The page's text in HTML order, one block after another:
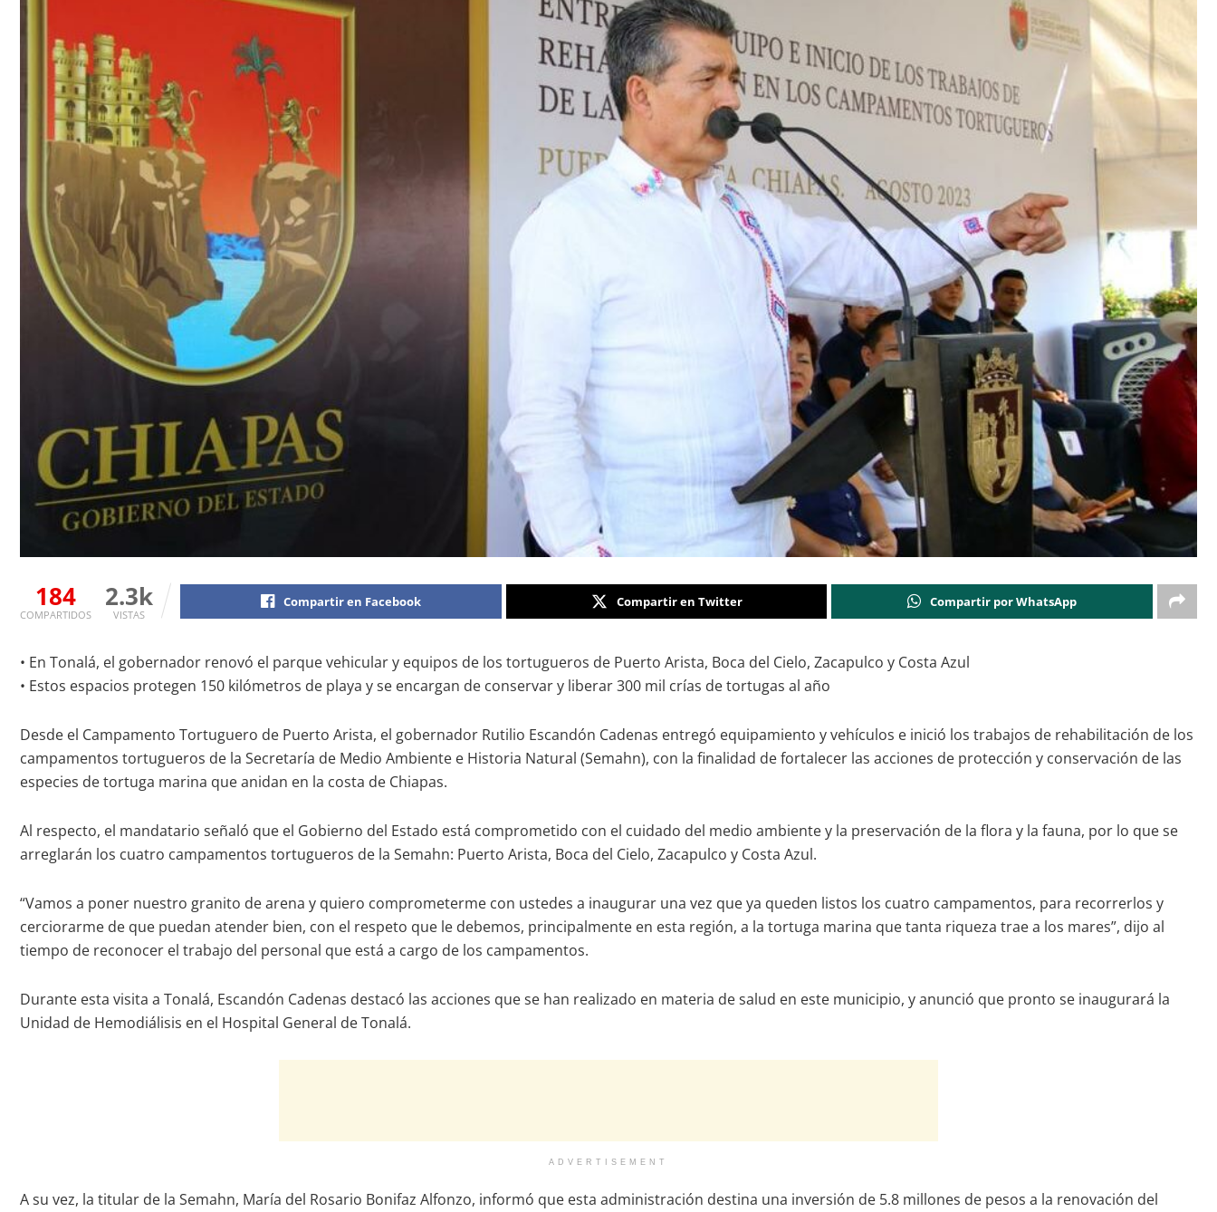
184
COMPARTIDOS
2.3k
VISTAS
Compartir en Facebook Compartir en Twitter Compartir por WhatsApp
• En Tonalá, el gobernador renovó el parque vehicular y equipos de los tortugueros de Puerto Arista, Boca del Cielo, Zacapulco y Costa Azul
• Estos espacios protegen 150 kilómetros de playa y se encargan de conservar y liberar 300 mil crías de tortugas al año
Desde el Campamento Tortuguero de Puerto Arista, el gobernador Rutilio Escandón Cadenas entregó equipamiento y vehículos e inició los trabajos de rehabilitación de los
campamentos tortugueros de la Secretaría de Medio Ambiente e Historia Natural (Semahn), con la finalidad de fortalecer las acciones de protección y conservación de las
especies de tortuga marina que anidan en la costa de Chiapas.
Al respecto, el mandatario señaló que el Gobierno del Estado está comprometido con el cuidado del medio ambiente y la preservación de la flora y la fauna, por lo que se
arreglarán los cuatro campamentos tortugueros de la Semahn: Puerto Arista, Boca del Cielo, Zacapulco y Costa Azul.
“Vamos a poner nuestro granito de arena y quiero comprometerme con ustedes a inaugurar una vez que ya queden listos los cuatro campamentos, para recorrerlos y
cerciorarme de que puedan atender bien, con el respeto que le debemos, principalmente en esta región, a la tortuga marina que tanta riqueza trae a los mares”, dijo al
tiempo de reconocer el trabajo del personal que está a cargo de los campamentos.
Durante esta visita a Tonalá, Escandón Cadenas destacó las acciones que se han realizado en materia de salud en este municipio, y anunció que pronto se inaugurará la
Unidad de Hemodiálisis en el Hospital General de Tonalá.
ADVERTISEMENT
A su vez, la titular de la Semahn, María del Rosario Bonifaz Alfonzo, informó que esta administración destina una inversión de 5.8 millones de pesos a la renovación del